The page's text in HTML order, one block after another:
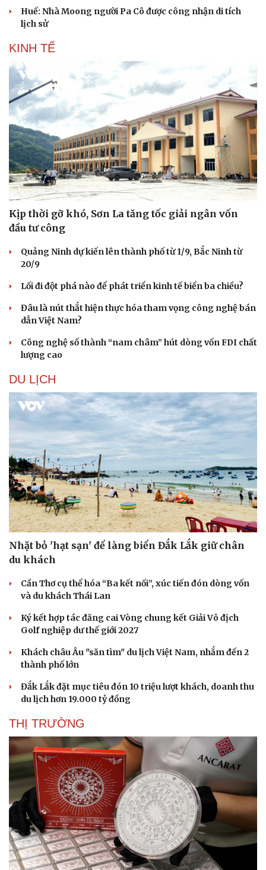
Du lịch
Tư vấn
Săn Tour
check-in
Podcast
Câu chuyện thời sự
Đọc truyện đêm khuya
Cửa sổ tình yêu
Kể chuyện cho bé
Hạt giống tâm hồn
Huế: Nhà Moong người Pa Cô được công nhận di tích
lịch sử
KINH TẾ
Kịp thời gỡ khó, Sơn La tăng tốc giải ngân vốn
đầu tư công
Quảng Ninh dự kiến lên thành phố từ 1/9, Bắc Ninh từ
20/9
Lối đi đột phá nào để phát triển kinh tế biển ba chiều?
Đâu là nút thắt hiện thực hóa tham vọng công nghệ bán
dẫn Việt Nam?
Công nghệ số thành “nam châm” hút dòng vốn FDI chất
lượng cao
DU LỊCH
Nhặt bỏ 'hạt sạn' để làng biển Đắk Lắk giữ chân
du khách
Cần Thơ cụ thể hóa “Ba kết nối”, xúc tiến đón dòng vốn
và du khách Thái Lan
Ký kết hợp tác đăng cai Vòng chung kết Giải Vô địch
Golf nghiệp dư thế giới 2027
Khách châu Âu "săn tìm" du lịch Việt Nam, nhắm đến 2
thành phố lớn
Đắk Lắk đặt mục tiêu đón 10 triệu lượt khách, doanh thu
du lịch hơn 19.000 tỷ đồng
THỊ TRƯỜNG